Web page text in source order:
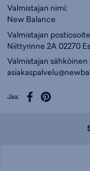
Valmistajan nimi:
New Balance
Valmistajan
Niittyrinne 2A 02270
Valmistajan sähköinen
Jaa: